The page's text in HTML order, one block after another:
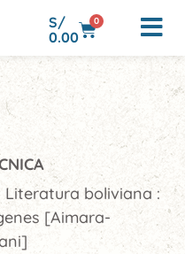
S/
0.00
0
Literatura boliviana :
[Aimara-